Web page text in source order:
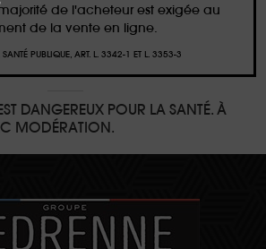
de l'acheteur est exigée au
de la vente en ligne.
PUBLIQUE, ART. L. 3342-1 ET L. 3353-3
DANGEREUX POUR LA SANTÉ. À
MODÉRATION.